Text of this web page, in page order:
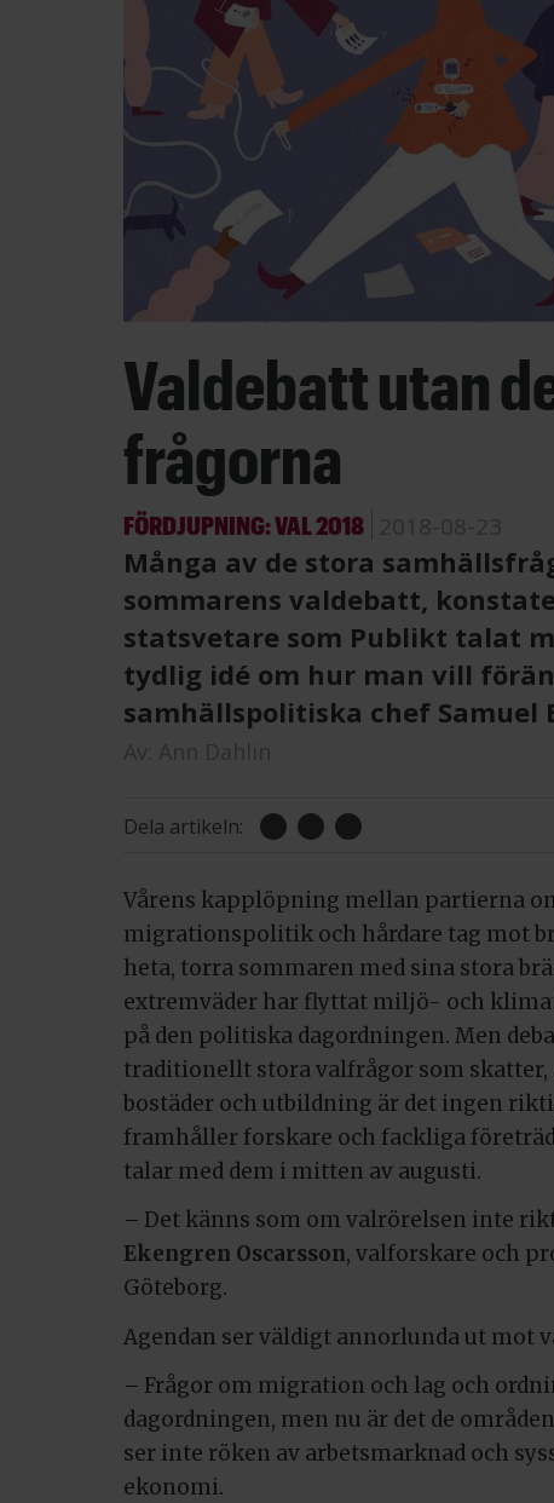
Valdebatt utan
frågorna
FÖRDJUPNING: VAL 2018
Många av de stora
sommarens valdebatt,
statsvetare som Publikt talat
tydlig idé om hur man vill
samhällspolitiska chef Samuel
Dela artikeln:
Vårens kapplöpning mellan partierna
migrationspolitik och hårdare tag mot
heta, torra sommaren med sina stora
extremväder har flyttat miljö- och
på den politiska dagordningen. Men
traditionellt stora valfrågor som skatter,
bostäder och utbildning är det ingen
framhåller forskare och fackliga
talar med dem i mitten av augusti.
– Det känns som om valrörelsen inte
Ekengren Oscarsson, valforskare och
Göteborg.
Agendan ser väldigt annorlunda ut mot
– Frågor om migration och lag och
dagordningen, men nu är det de
ser inte röken av arbetsmarknad och
ekonomi.